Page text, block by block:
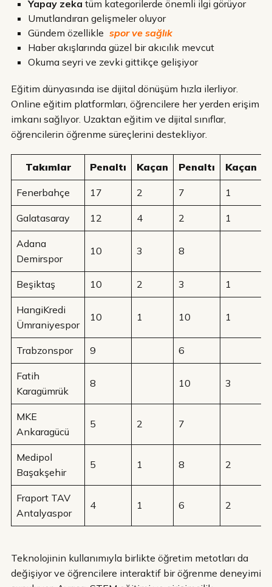
Yapay zeka tüm kategorilerde önemli ilgi görüyor
Umutlandıran gelişmeler oluyor
Gündem özellikle spor ve sağlık
Haber akışlarında güzel bir akıcılık mevcut
Okuma seyri ve zevki gittikçe gelişiyor
Eğitim dünyasında ise dijital dönüşüm hızla ilerliyor.
Online eğitim platformları, öğrencilere her yerden erişim
imkanı sağlıyor. Uzaktan eğitim ve dijital sınıflar,
öğrencilerin öğrenme süreçlerini destekliyor.
Takımlar Penaltı Kaçan Penaltı Kaçan
Fenerbahçe 17 2 7 1
Galatasaray 12 4 2 1
Adana
Demirspor
10 3 8
Beşiktaş 10 2 3 1
HangiKredi
Ümraniyespor
10 1 10 1
Trabzonspor 9 6
Fatih
Karagümrük
8 10 3
MKE
Ankaragücü
5 2 7
Medipol
Başakşehir
5 1 8 2
Fraport TAV
Antalyaspor
4 1 6 2
Teknolojinin kullanımıyla birlikte öğretim metotları da
değişiyor ve öğrencilere interaktif bir öğrenme deneyimi